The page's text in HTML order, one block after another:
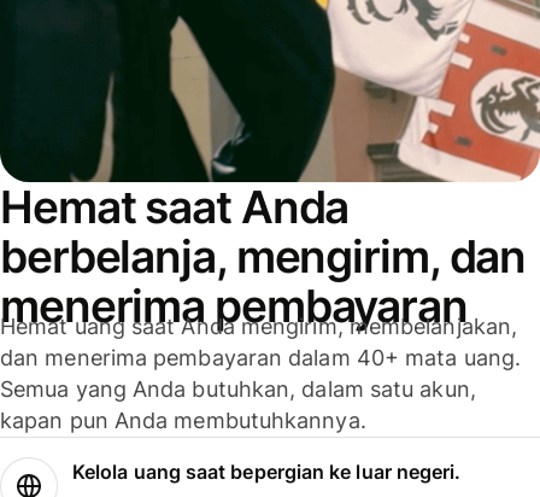
Hemat saat Anda
berbelanja, mengirim, dan
menerima pembayaran
Hemat uang saat Anda mengirim, membelanjakan,
dan menerima pembayaran dalam 40+ mata uang.
Semua yang Anda butuhkan, dalam satu akun,
kapan pun Anda membutuhkannya.
Kelola uang saat bepergian ke luar negeri.